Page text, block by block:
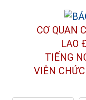
CƠ QUAN
LAO
TIẾNG
VIÊN